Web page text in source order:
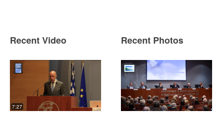
Recent Video
7:27
Recent Photos